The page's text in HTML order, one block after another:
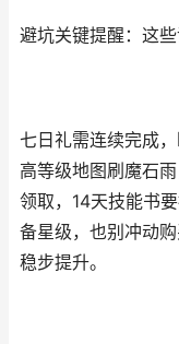
避坑关键提醒：这
七日礼需连续完成
高等级地图刷魔石
领取，14天技能书
备星级，也别冲动
稳步提升。